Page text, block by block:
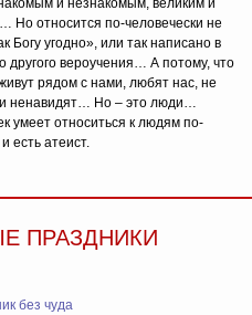
и незнакомым, великим и
относится по-человечески не
Богу угодно», или так написано в
другого вероучения… А потому, что
рядом с нами, любят нас, не
ненавидят… Но – это люди…
умеет относиться к людям по-
есть атеист.
ПРАЗДНИКИ
без чуда